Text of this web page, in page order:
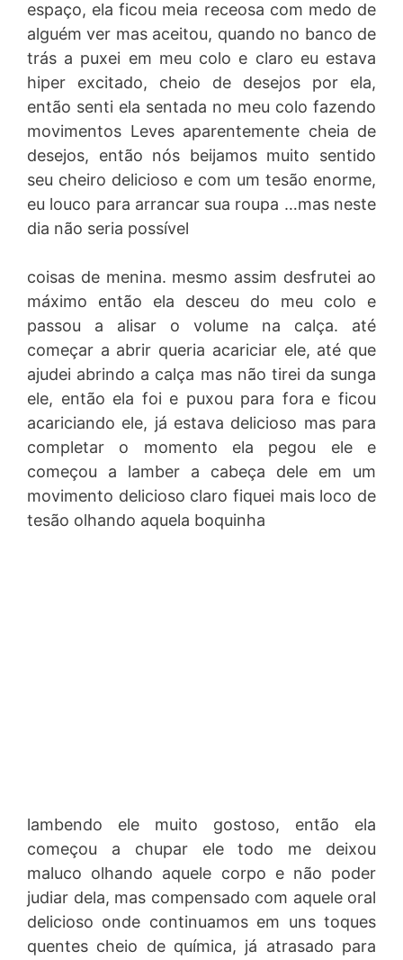
espaço, ela ficou meia receosa com medo de
alguém ver mas aceitou, quando no banco de
trás a puxei em meu colo e claro eu estava
hiper excitado, cheio de desejos por ela,
então senti ela sentada no meu colo fazendo
movimentos Leves aparentemente cheia de
desejos, então nós beijamos muito sentido
seu cheiro delicioso e com um tesão enorme,
eu louco para arrancar sua roupa …mas neste
dia não seria possível
coisas de menina. mesmo assim desfrutei ao
máximo então ela desceu do meu colo e
passou a alisar o volume na calça. até
começar a abrir queria acariciar ele, até que
ajudei abrindo a calça mas não tirei da sunga
ele, então ela foi e puxou para fora e ficou
acariciando ele, já estava delicioso mas para
completar o momento ela pegou ele e
começou a lamber a cabeça dele em um
movimento delicioso claro fiquei mais loco de
tesão olhando aquela boquinha
lambendo ele muito gostoso, então ela
começou a chupar ele todo me deixou
maluco olhando aquele corpo e não poder
judiar dela, mas compensado com aquele oral
delicioso onde continuamos em uns toques
quentes cheio de química, já atrasado para